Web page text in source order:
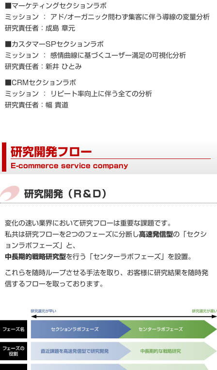
■マーケティングセクションラボ
ミッション ： アド/オーガニック問わず集客に伴う導線の変量分析
研究責任者：成島 章元
■カスタマーSPセクションラボ
ミッション ： 感情曲線に基づくユーザー満足の可視化分析
研究責任者：新井 ひとみ
■CRMセクションラボ
ミッション ： リピート率向上に伴う全ての分析
研究責任者：幅 貴道
研究開発フロー
E-commerce service company
研究開発（Ｒ＆Ｄ）
変化の速い業界において研究フローは重要な課題です。
私共は研究フローを2つのフェーズに分断し高速発信型の「セクシ
ョンラボフェーズ」と、
中長期的戦略研究型を行う「センターラボフェーズ」を設置。
これらを随時ループさせる手法を取り、お客様に研究結果を随時発
信するフローを取っております。